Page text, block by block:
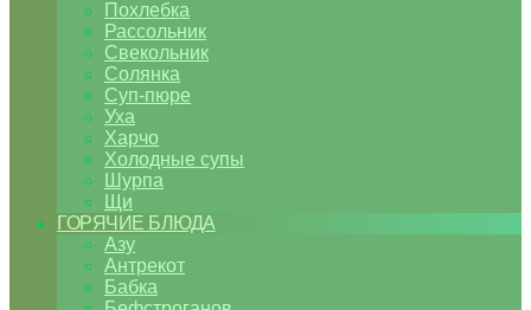
Похлебка
Рассольник
Свекольник
Солянка
Суп-пюре
Уха
Харчо
Холодные супы
Шурпа
Щи
ГОРЯЧИЕ БЛЮДА
Азу
Антрекот
Бабка